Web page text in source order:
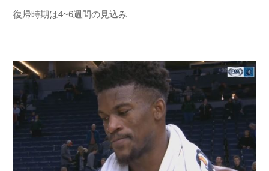
復帰時期は4~6週間の見込み